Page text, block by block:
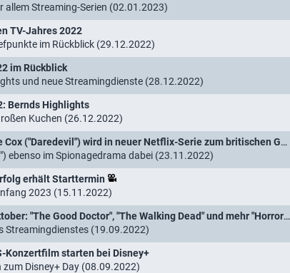
Streaming-Serien (02.01.2023)
TV-Jahres 2022
im Rückblick (29.12.2022)
im Rückblick
und neue Streamingdienste (28.12.2022)
Bernds Highlights
Kuchen (26.12.2022)
("Daredevil") wird in neuer Netflix-Serie zum britischen Geheimagenten
ebenso im Spionagedrama dabei (23.11.2022)
erhält Starttermin
2023 (15.11.2022)
Disney+- und Star-Highlights im Oktober: "The Good Doctor", "The Walking Dead" und mehr "Horror Stories"
Streamingdienstes (19.09.2022)
Konzertfilm starten bei Disney+
Disney+ Day (08.09.2022)